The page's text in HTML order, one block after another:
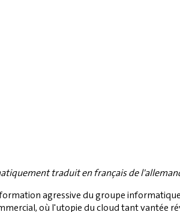
traduit en français de
agressive du groupe
où l'utopie du cloud tant vantée